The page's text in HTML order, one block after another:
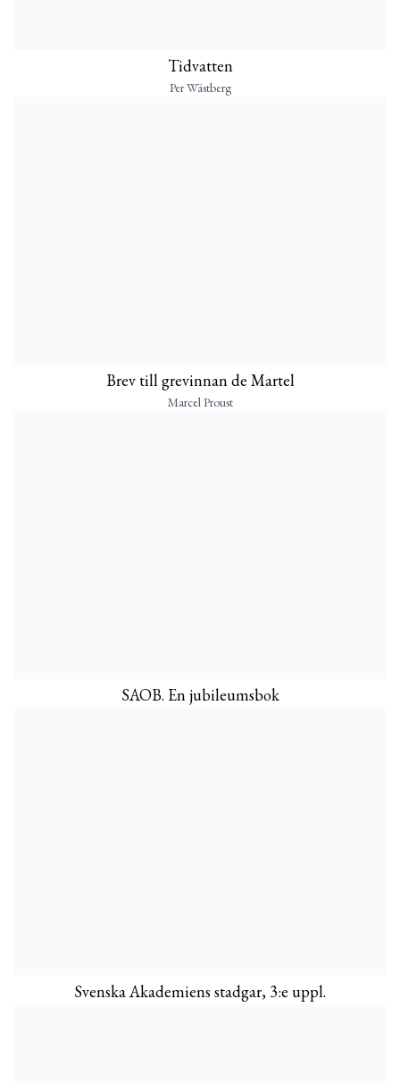
Tidvatten
Per Wästberg
Brev till grevinnan de Martel
Marcel Proust
SAOB. En jubileumsbok
Svenska Akademiens stadgar, 3:e uppl.